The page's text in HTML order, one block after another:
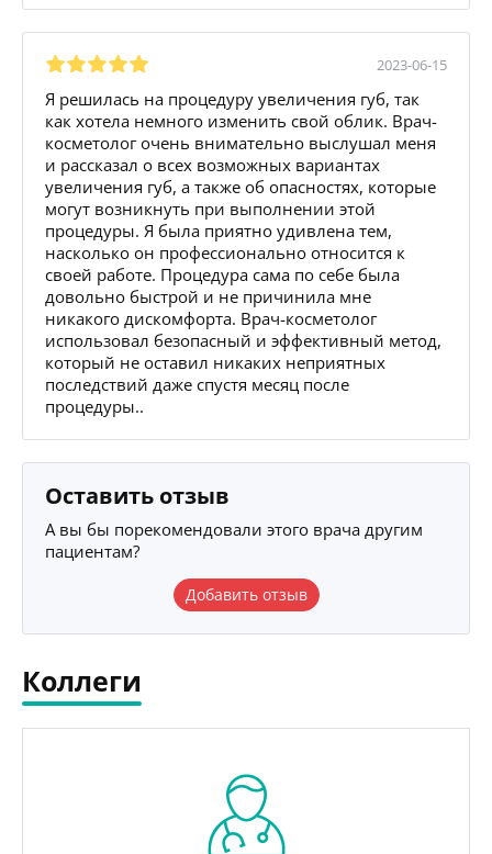
2023-06-15
Я решилась на процедуру увеличения губ, так
как хотела немного изменить свой облик. Врач-
косметолог очень внимательно выслушал меня
и рассказал о всех возможных вариантах
увеличения губ, а также об опасностях, которые
могут возникнуть при выполнении этой
процедуры. Я была приятно удивлена тем,
насколько он профессионально относится к
своей работе. Процедура сама по себе была
довольно быстрой и не причинила мне
никакого дискомфорта. Врач-косметолог
использовал безопасный и эффективный метод,
который не оставил никаких неприятных
последствий даже спустя месяц после
процедуры..
Оставить отзыв
А вы бы порекомендовали этого врача другим
пациентам?
Добавить отзыв
Коллеги